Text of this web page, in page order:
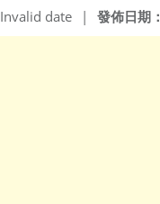
發佈日期：
Invalid date |